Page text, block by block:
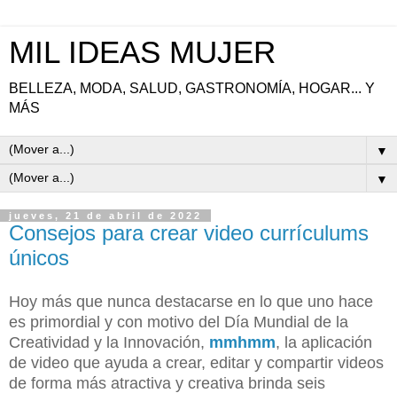
MIL IDEAS MUJER
BELLEZA, MODA, SALUD, GASTRONOMÍA, HOGAR... Y
MÁS
▼
▼
jueves, 21 de abril de 2022
Consejos para crear video currículums
únicos
Hoy más que nunca destacarse en lo que uno hace
es primordial y con motivo del Día Mundial de la
Creatividad y la Innovación, mmhmm, la aplicación
de video que ayuda a crear, editar y compartir videos
de forma más atractiva y creativa brinda seis